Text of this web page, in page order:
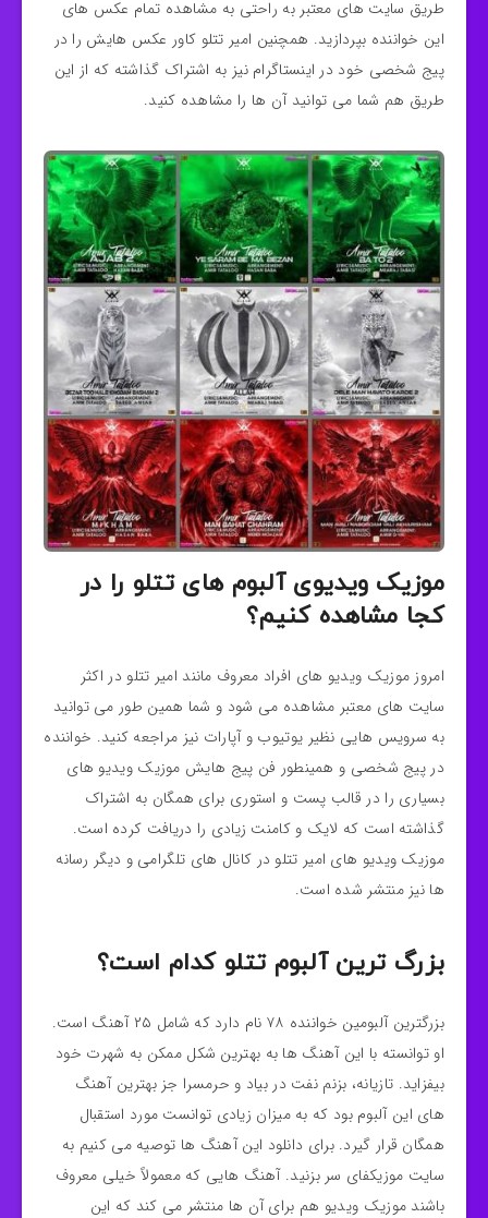
طریق سایت های معتبر به راحتی به مشاهده تمام عکس های
این خواننده بپردازید. همچنین امیر تتلو کاور عکس هایش را در
پیج شخصی خود در اینستاگرام نیز به اشتراک گذاشته که از این
طریق هم شما می توانید آن ها را مشاهده کنید.
موزیک ویدیوی آلبوم های تتلو را در
کجا مشاهده کنیم؟
امروز موزیک ویدیو های افراد معروف مانند امیر تتلو در اکثر
سایت های معتبر مشاهده می شود و شما همین طور می توانید
به سرویس هایی نظیر یوتیوب و آپارات نیز مراجعه کنید. خواننده
در پیج شخصی و همینطور فن پیج هایش موزیک ویدیو های
بسیاری را در قالب پست و استوری برای همگان به اشتراک
گذاشته است که لایک و کامنت زیادی را دریافت کرده است.
موزیک ویدیو های امیر تتلو در کانال های تلگرامی و دیگر رسانه
ها نیز منتشر شده است.
بزرگ ترین آلبوم تتلو کدام است؟
بزرگترین آلبومین خواننده ۷۸ نام دارد که شامل ۲۵ آهنگ است.
او توانسته با این آهنگ ها به بهترین شکل ممکن به شهرت خود
بیفزاید. تازیانه، بزنم نفت در بیاد و حرمسرا جز بهترین آهنگ
های این آلبوم بود که به میزان زیادی توانست مورد استقبال
همگان قرار گیرد. برای دانلود این آهنگ ها توصیه می کنیم به
سایت موزیکفای سر بزنید. آهنگ هایی که معمولاً خیلی معروف
باشند موزیک ویدیو هم برای آن ها منتشر می کند که این